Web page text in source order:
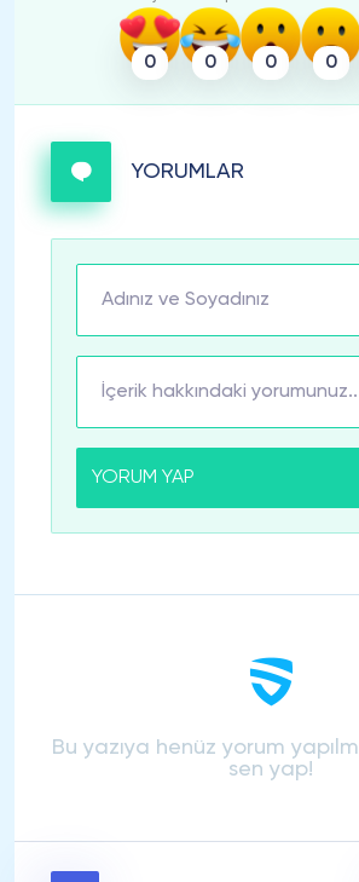
0 0 0 0
YORUMLAR
YORUM YAP
Bu yazıya henüz yorum
sen yap!